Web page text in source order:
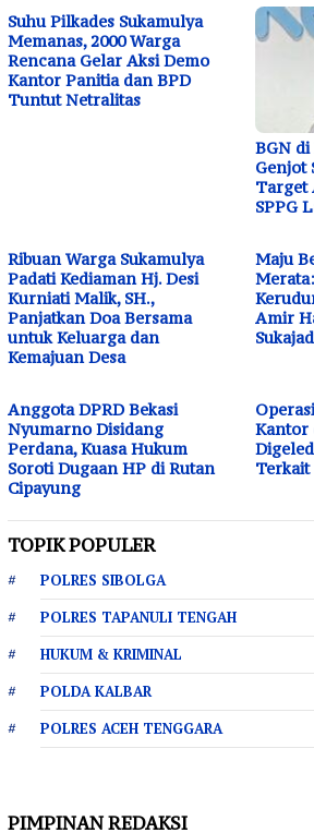
Suhu Pilkades Sukamulya
Memanas, 2000 Warga
Rencana Gelar Aksi Demo
Kantor Panitia dan BPD
Tuntut Netralitas
BGN
Genjot
Target
SPPG
Ribuan Warga Sukamulya
Padati Kediaman Hj. Desi
Kurniati Malik, SH.,
Panjatkan Doa Bersama
untuk Keluarga dan
Kemajuan Desa
Maju
Amir
Anggota DPRD Bekasi
Nyumarno Disidang
Perdana, Kuasa Hukum
Soroti Dugaan HP di Rutan
Cipayung
Kantor
Terkait
TOPIK POPULER
POLRES SIBOLGA
POLRES TAPANULI TENGAH
HUKUM & KRIMINAL
POLDA KALBAR
POLRES ACEH TENGGARA
PIMPINAN REDAKSI